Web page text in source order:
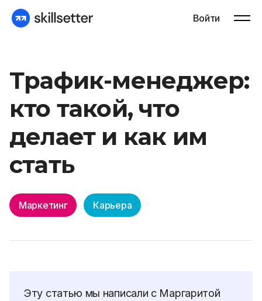
Войти
Трафик-менеджер:
кто такой, что
делает и как им
стать
Маркетинг Карьера
Эту статью мы написали с Маргаритой